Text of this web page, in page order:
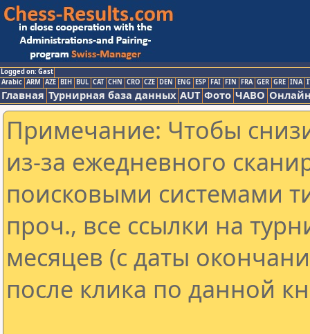
Logged on: Gast
Arabic ARM AZE BIH BUL CAT CHN CRO CZE DEN ENG ESP FAI FIN FRA GER GRE INA
Главная Турнирная база данных AUT Фото ЧАВО
Примечание: Чтобы
из-за ежедневного
поисковыми системами
проч., все ссылки на
месяцев (с даты
после клика по данной